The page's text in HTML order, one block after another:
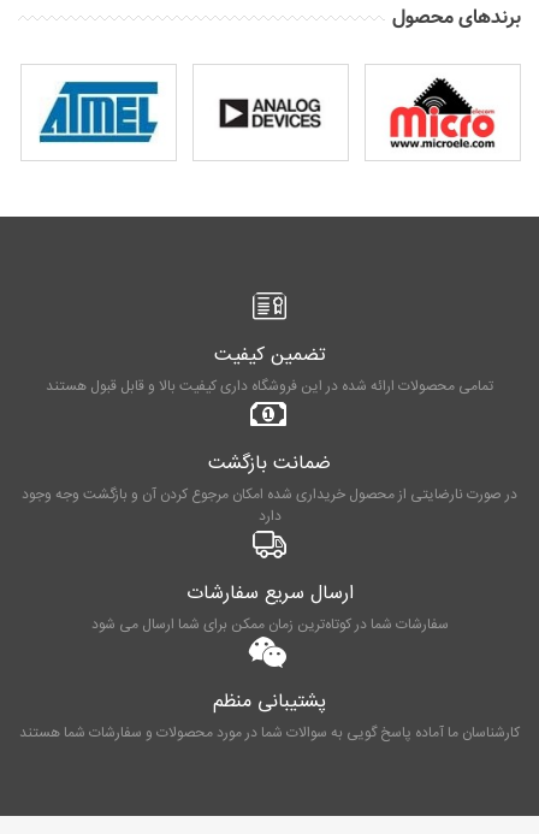
برندهای محصول
تضمین کیفیت
تمامی محصولات ارائه شده در این فروشگاه داری کیفیت بالا و قابل قبول هستند
ضمانت بازگشت
در صورت نارضایتی از محصول خریداری شده امکان مرجوع کردن آن و بازگشت وجه وجود
دارد
ارسال سریع سفارشات
سفارشات شما در کوتاه‌ترین زمان ممکن برای شما ارسال می شود
پشتیبانی منظم
کارشناسان ما آماده پاسخ گویی به سوالات شما در مورد محصولات و سفارشات شما هستند